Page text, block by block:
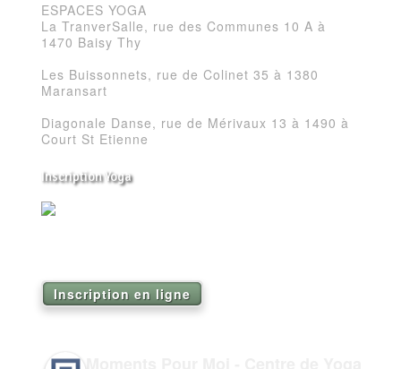
ESPACES YOGA
La TranverSalle, rue des Communes 10 A à
1470 Baisy Thy
Les Buissonnets, rue de Colinet 35 à 1380
Maransart
Diagonale Danse, rue de Mérivaux 13 à 1490 à
Court St Etienne
Inscription Yoga
Inscription en ligne
Moments Pour Moi - Centre de Yoga